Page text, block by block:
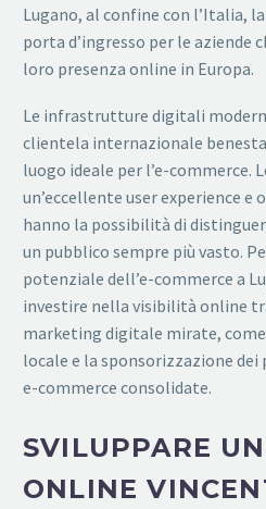
Lugano, al confine con l’Italia,
porta d’ingresso per le aziende
loro presenza online in Europa.
Le infrastrutture digitali
clientela internazionale
luogo ideale per l’e-commerce.
un’eccellente user experience
hanno la possibilità di
un pubblico sempre più vasto.
potenziale dell’e-commerce a
investire nella visibilità online
marketing digitale mirate,
locale e la sponsorizzazione
e-commerce consolidate.
SVILUPPARE
ONLINE